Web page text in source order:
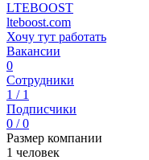
LTEBOOST
lteboost.com
Хочу тут работать
Вакансии
0
Сотрудники
1 / 1
Подписчики
0 / 0
Размер компании
1 человек